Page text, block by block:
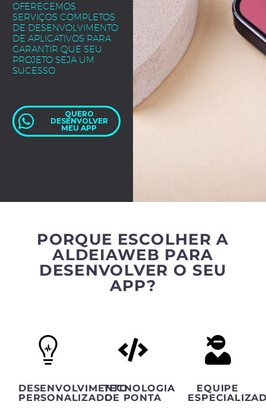
OFERECEMOS
SERVIÇOS COMPLETOS
DE DESENVOLVIMENTO
DE APLICATIVOS PARA
GARANTIR QUE SEU
PROJETO SEJA UM
SUCESSO.
QUERO
DESENVOLVER
MEU APP
PORQUE ESCOLHER A
ALDEIAWEB PARA
DESENVOLVER O SEU
APP?
DESENVOLVIMENTO
PERSONALIZADO
TECNOLOGIA
DE PONTA
EQUIPE